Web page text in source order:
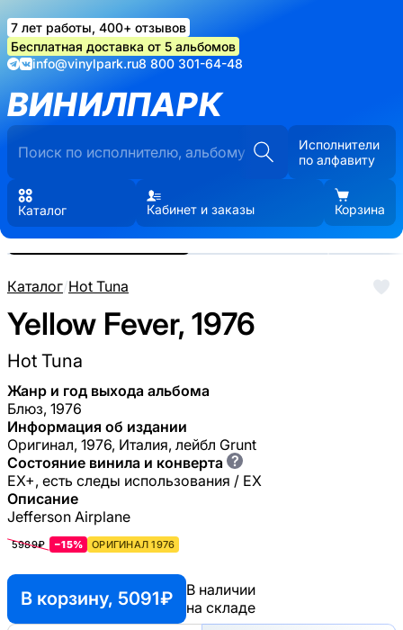
7 лет работы, 400+ отзывов
Бесплатная доставка от 5 альбомов
info@vinylpark.ru8 800 301-64-48
ВИНИЛПАРК
Исполнители
по алфавиту
Каталог Кабинет и заказы Корзина
Каталог/Hot Tuna
Yellow Fever, 1976
Hot Tuna
Жанр и год выхода альбома
Блюз, 1976
Информация об издании
Оригинал, 1976, Италия, лейбл Grunt
Состояние винила и конверта ?
EX+, есть следы использования / EX
Описание
Jefferson Airplane
5989₽ −15% ОРИГИНАЛ 1976
В корзину, 5091 ₽
В наличии
на складе
Реальные фото пластинки.
Нажмите, чтобы увеличить